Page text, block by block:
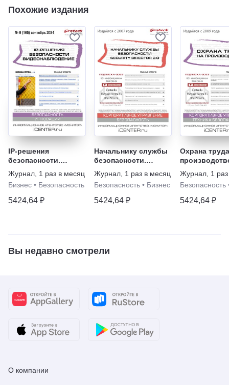
Похожие издания
IP-решения
безопасности.
Видеонаблюдение
Журнал 1 раз в месяц
Бизнес • Безопасность
5424,64 ₽
Начальнику службы
безопасности.
Security Director
Журнал 1 раз в месяц
Безопасность • Бизнес
5424,64 ₽
Охрана
Журнал 1
Безопасность
5424,64 ₽
Вы недавно смотрели
О компании